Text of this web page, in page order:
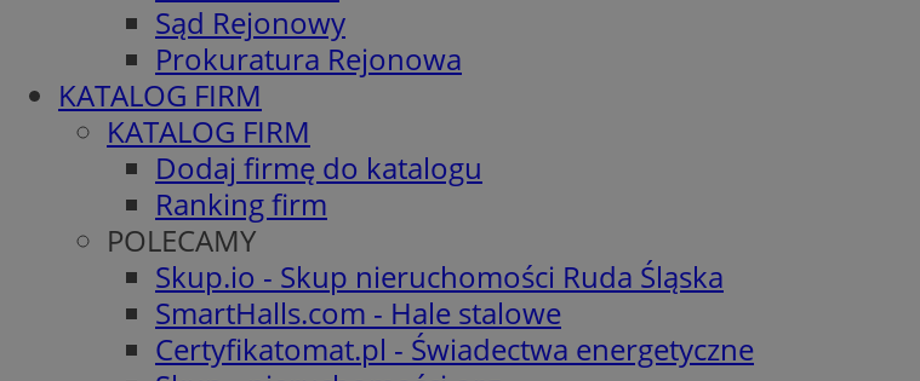
Sąd Rejonowy
Prokuratura Rejonowa
KATALOG FIRM
KATALOG FIRM
Dodaj firmę do katalogu
Ranking firm
POLECAMY
Skup.io - Skup nieruchomości Ruda Śląska
SmartHalls.com - Hale stalowe
Certyfikatomat.pl - Świadectwa energetyczne